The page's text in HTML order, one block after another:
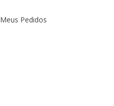
Meus Pedidos